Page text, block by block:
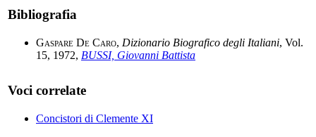
Bibliografia
Gaspare De Caro, Dizionario Biografico degli Italiani, Vol.
15, 1972, BUSSI, Giovanni Battista
Voci correlate
Concistori di Clemente XI